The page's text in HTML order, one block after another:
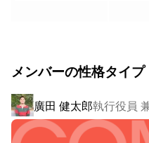
メンバーの性格タイプ
廣田 健太郎執行役員